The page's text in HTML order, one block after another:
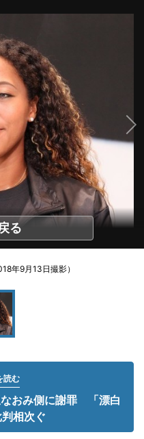
る
年9月13日撮影）
読む
おみ側に謝罪 「漂白
相次ぐ